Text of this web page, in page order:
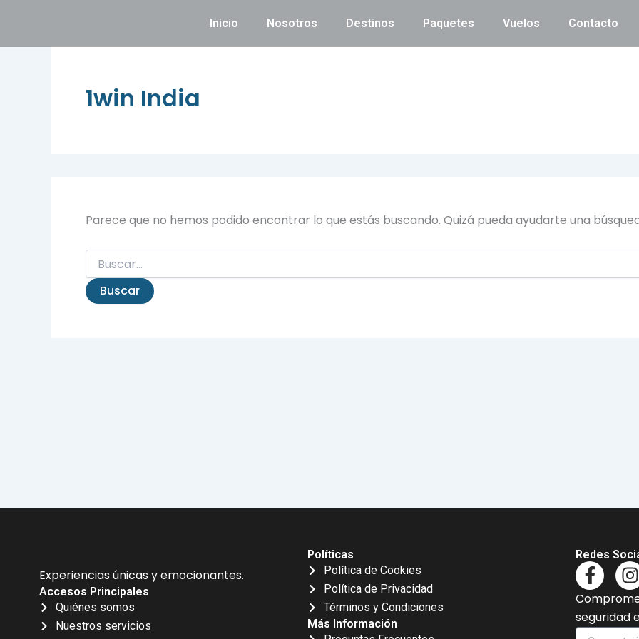
contenido
Inicio Nosotros Destinos Paquetes Vuelos Contacto
1win India
Parece que no hemos podido encontrar lo que estás buscando. Quizá pueda ayudarte una
Experiencias únicas y emocionantes.
Accesos Principales
Quiénes somos
Nuestros servicios
Políticas
Política de Cookies
Política de Privacidad
Términos y Condiciones
Más Información
Redes
F
a
c
e
I
s
t
seguridad
Comentario